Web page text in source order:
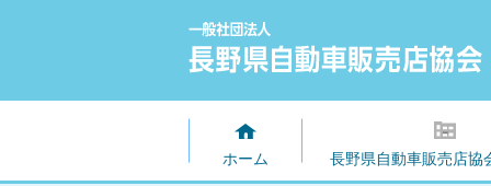
ホーム 長野県自動車販売店協